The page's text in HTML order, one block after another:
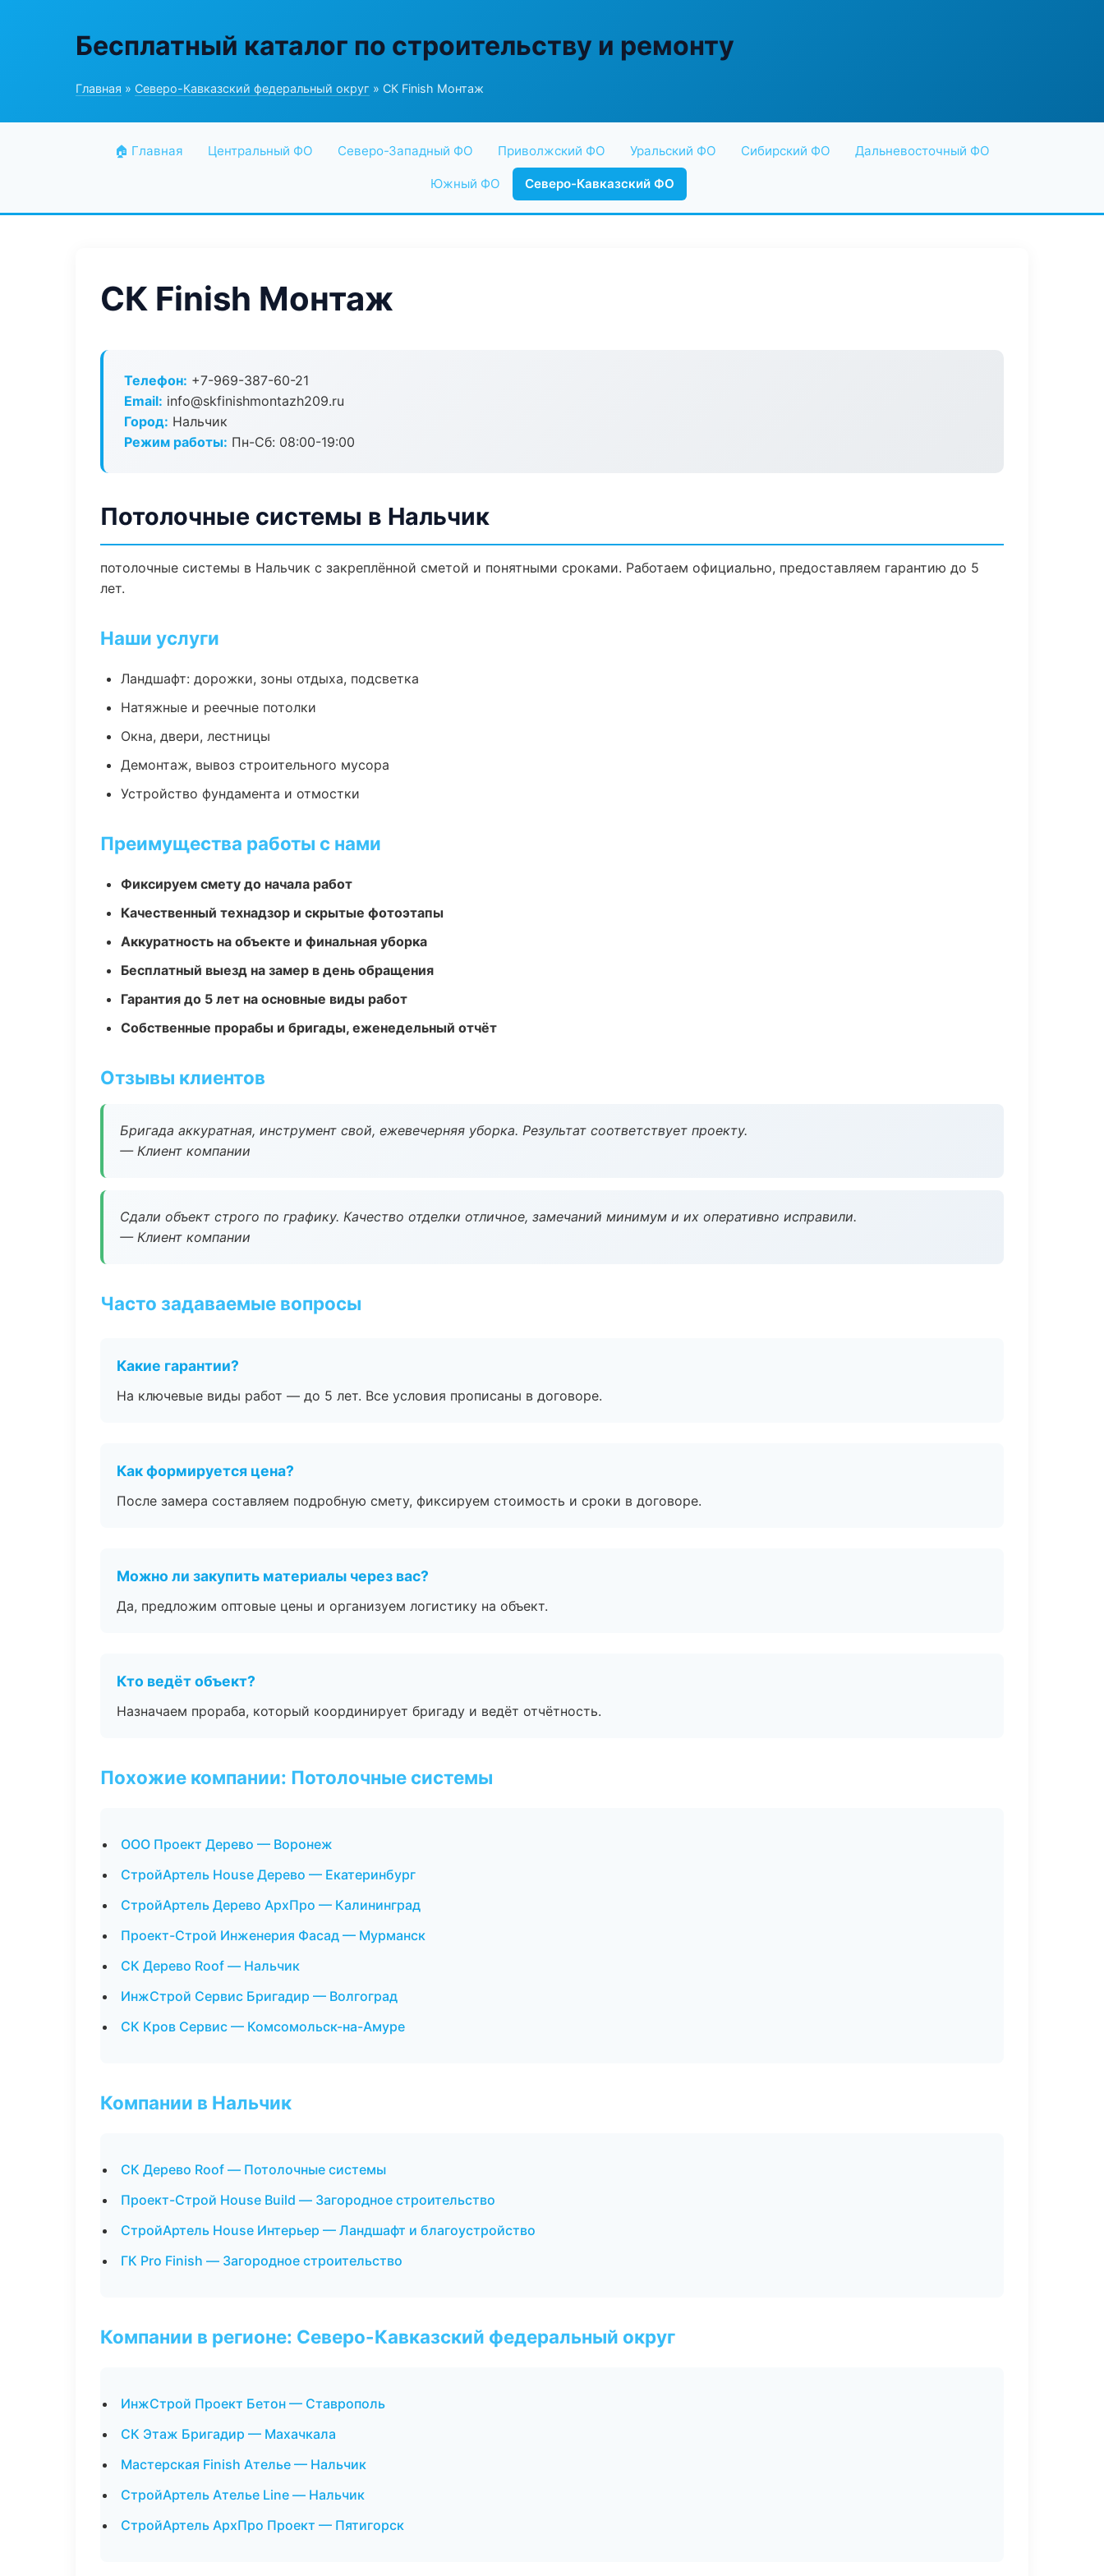
Бесплатный каталог по строительству и ремонту
Главная » Северо-Кавказский федеральный округ » СК Finish Монтаж
🏠 Главная Центральный ФО Северо-Западный ФО Приволжский ФО Уральский ФО Сибирский ФО Дальневосточный ФО
Южный ФО Северо-Кавказский ФО
СК Finish Монтаж
Телефон: +7-969-387-60-21
Email: info@skfinishmontazh209.ru
Город: Нальчик
Режим работы: Пн-Сб: 08:00-19:00
Потолочные системы в Нальчик
потолочные системы в Нальчик с закреплённой сметой и понятными сроками. Работаем официально, предоставляем гарантию до 5
лет.
Наши услуги
Ландшафт: дорожки, зоны отдыха, подсветка
Натяжные и реечные потолки
Окна, двери, лестницы
Демонтаж, вывоз строительного мусора
Устройство фундамента и отмостки
Преимущества работы с нами
Фиксируем смету до начала работ
Качественный технадзор и скрытые фотоэтапы
Аккуратность на объекте и финальная уборка
Бесплатный выезд на замер в день обращения
Гарантия до 5 лет на основные виды работ
Собственные прорабы и бригады, еженедельный отчёт
Отзывы клиентов
Бригада аккуратная, инструмент свой, ежевечерняя уборка. Результат соответствует проекту.
— Клиент компании
Сдали объект строго по графику. Качество отделки отличное, замечаний минимум и их оперативно исправили.
— Клиент компании
Часто задаваемые вопросы
Какие гарантии?
На ключевые виды работ — до 5 лет. Все условия прописаны в договоре.
Как формируется цена?
После замера составляем подробную смету, фиксируем стоимость и сроки в договоре.
Можно ли закупить материалы через вас?
Да, предложим оптовые цены и организуем логистику на объект.
Кто ведёт объект?
Назначаем прораба, который координирует бригаду и ведёт отчётность.
Похожие компании: Потолочные системы
ООО Проект Дерево — Воронеж
СтройАртель House Дерево — Екатеринбург
СтройАртель Дерево АрхПро — Калининград
Проект-Строй Инженерия Фасад — Мурманск
СК Дерево Roof — Нальчик
ИнжСтрой Сервис Бригадир — Волгоград
СК Кров Сервис — Комсомольск-на-Амуре
Компании в Нальчик
СК Дерево Roof — Потолочные системы
Проект-Строй House Build — Загородное строительство
СтройАртель House Интерьер — Ландшафт и благоустройство
ГК Pro Finish — Загородное строительство
Компании в регионе: Северо-Кавказский федеральный округ
ИнжСтрой Проект Бетон — Ставрополь
СК Этаж Бригадир — Махачкала
Мастерская Finish Ателье — Нальчик
СтройАртель Ателье Line — Нальчик
СтройАртель АрхПро Проект — Пятигорск